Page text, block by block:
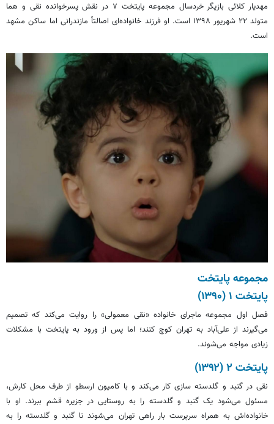
مهدیار کلائی بازیگر خردسال مجموعه پایتخت ۷ در نقش پسرخوانده نقی و هما
متولد ۲۲ شهریور ۱۳۹۸ است. او فرزند خانواده‌ای اصالتاً مازندرانی اما ساکن مشهد
است.
مجموعه پایتخت
پایتخت ۱ (۱۳۹۰)
فصل اول مجموعه ماجرای خانواده «نقی معمولی» را روایت می‌کند که تصمیم
می‌گیرند از علی‌آباد به تهران کوچ کنند؛ اما پس از ورود به پایتخت با مشکلات
زیادی مواجه می‌شوند.
پایتخت ۲ (۱۳۹۲)
نقی در گنبد و گلدسته سازی کار می‌کند و با کامیون ارسطو از طرف محل کارش،
مسئول می‌شود یک گنبد و گلدسته را به روستایی در جزیره قشم ببرند. او با
خانواده‌اش به همراه سرپرست بار راهی تهران می‌شوند تا گنبد و گلدسته را به